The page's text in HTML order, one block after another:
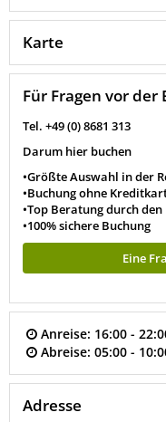
Karte
Für Fragen vor der
Tel. +49 (0) 8681 313
Darum hier buchen
•Größte Auswahl in der
•Buchung ohne
•Top Beratung durch
•100% sichere Buchung
Eine
Anreise: 16:00 -
Abreise: 05:00 -
Adresse